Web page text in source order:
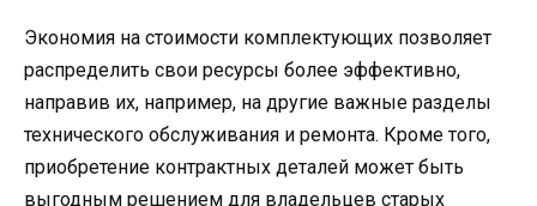
Экономия на стоимости комплектующих позволяет
распределить свои ресурсы более эффективно,
направив их, например, на другие важные разделы
технического обслуживания и ремонта. Кроме того,
приобретение контрактных деталей может быть
выгодным решением для владельцев старых